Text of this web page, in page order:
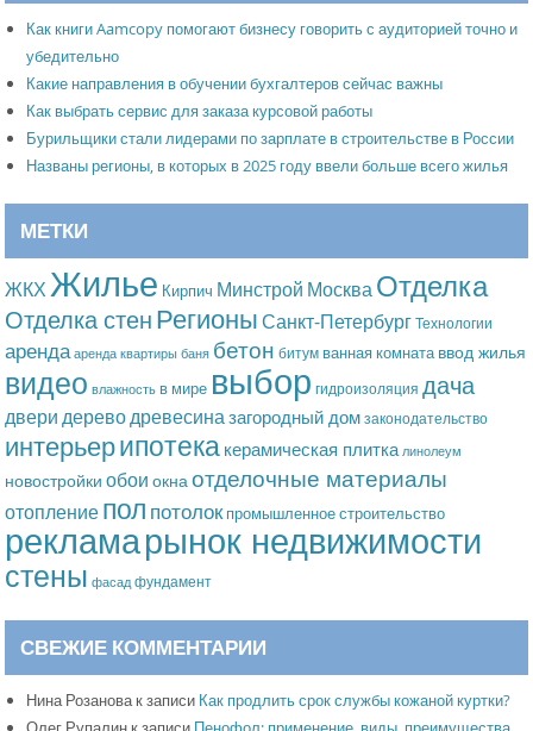
Как книги Aamcopy помогают бизнесу говорить с аудиторией точно и
убедительно
Какие направления в обучении бухгалтеров сейчас важны
Как выбрать сервис для заказа курсовой работы
Бурильщики стали лидерами по зарплате в строительстве в России
Названы регионы, в которых в 2025 году ввели больше всего жилья
МЕТКИ
ЖКХ Жилье Кирпич Минстрой МоскваОтделка
Отделка стенРегионы Санкт-Петербург Технологии
аренда аренда квартиры баня бетон битум ванная комната ввод жилья
видео влажность в мире выбор гидроизоляция дача
двери дереводревесиназагородный дом законодательство
интерьерипотека керамическая плитка линолеум
новостройки обои окнаотделочные материалы
отоплениепол потолок промышленное строительство
рекламарынок недвижимости
стены фасад фундамент
СВЕЖИЕ КОММЕНТАРИИ
Нина Розановак записи Как продлить срок службы кожаной куртки?